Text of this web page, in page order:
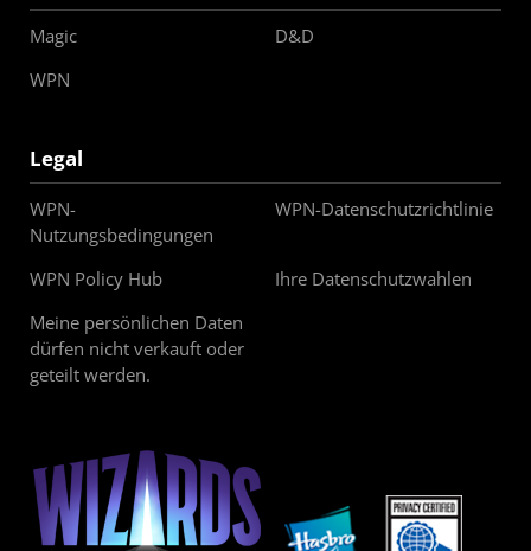
Magic
D&D
WPN
Legal
WPN-
Nutzungsbedingungen
WPN-Datenschutzrichtlinie
WPN Policy Hub
Ihre Datenschutzwahlen
Meine persönlichen Daten
dürfen nicht verkauft oder
geteilt werden.